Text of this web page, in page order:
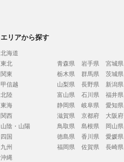
エリアから探す
北海道
東北
青森県 岩手県 宮城県
関東
栃木県 群馬県 茨城県
甲信越
山梨県 長野県
新潟県
北陸
富山県 石川県
福井県
東海
静岡県 岐阜県 愛知県
関西
滋賀県 京都府 大阪府
山陰・山陽
鳥取県 島根県 岡山県
四国
徳島県 香川県 愛媛県
九州
福岡県 佐賀県 長崎県
沖縄